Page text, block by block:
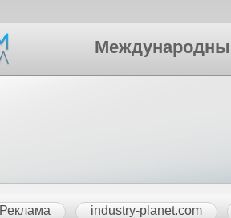
Международный
Реклама industry-planet.com